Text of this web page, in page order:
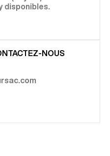
disponibles.
NOUS